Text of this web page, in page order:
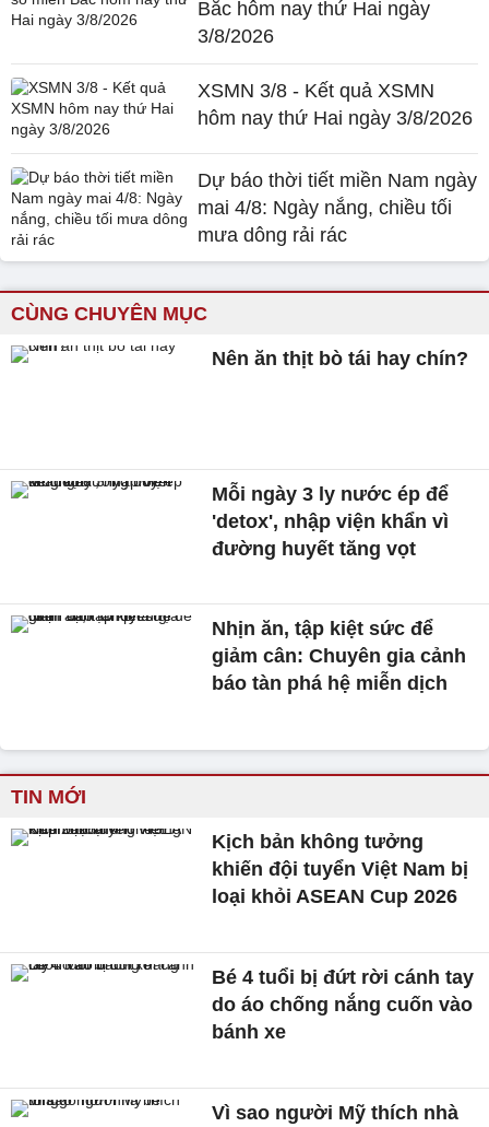
Bắc hôm nay thứ Hai ngày
3/8/2026
XSMN 3/8 - Kết quả XSMN
hôm nay thứ Hai ngày 3/8/2026
Dự báo thời tiết miền Nam ngày
mai 4/8: Ngày nắng, chiều tối
mưa dông rải rác
CÙNG CHUYÊN MỤC
Nên ăn thịt bò tái hay chín?
Mỗi ngày 3 ly nước ép để
'detox', nhập viện khẩn vì
đường huyết tăng vọt
Nhịn ăn, tập kiệt sức để
giảm cân: Chuyên gia cảnh
báo tàn phá hệ miễn dịch
TIN MỚI
Kịch bản không tưởng
khiến đội tuyển Việt Nam bị
loại khỏi ASEAN Cup 2026
Bé 4 tuổi bị đứt rời cánh tay
do áo chống nắng cuốn vào
bánh xe
Vì sao người Mỹ thích nhà